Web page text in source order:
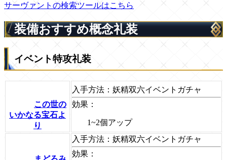
サーヴァントの検索ツールはこちら
装備おすすめ概念礼装
イベント特攻礼装
この世の
いかなる宝石よ
り
入手方法： 妖精双六イベントガチャ
効果：
1~2個アップ
入手方法： 妖精双六イベントガチャ
効果：